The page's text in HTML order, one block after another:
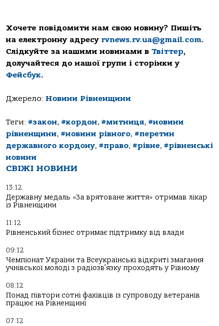
Хочете повідомити нам свою новину? Пишіть
на електронну адресу rvnews.rv.ua@gmail.com.
Слідкуйте за нашими новинами в Твіттер,
долучайтеся до нашої групи і сторінки у
Фейсбук.
Джерело: Новини Рівненщини
Теги: #закон, #кордон, #митниця, #новини
рівненщини, #новини рівного, #перетин
державного кордону, #право, #рівне, #рівненські
новини
СВІЖІ НОВИНИ
13:12
Державну медаль «За врятоване життя» отримав лікар
із Рівненщини
11:12
Рівненський бізнес отримає підтримку від влади
09:12
Чемпіонат України та Всеукраїнські відкриті змагання
учнівської молоді з радіозв’язку проходять у Рівному
08:12
Понад півтори сотні фахівців із супроводу ветеранів
працює на Рівненщині
07:12